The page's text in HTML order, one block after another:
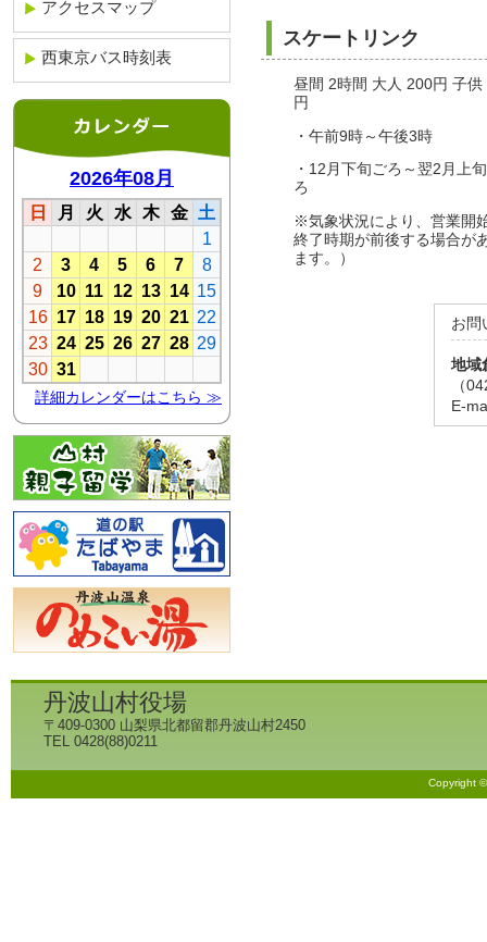
スケートリンク
昼間 2時間 大人 200円 子供
円
・午前9時～午後3時
・12月下旬ごろ～翌2月上
ろ
※気象状況により、営業開
終了時期が前後する場合が
ます。）
お問
地域
（
E-
アクセスマップ
西東京バス時刻表
丹波山村役場
〒409-0300 山梨県北都留郡丹波山村2450
TEL 0428(88)0211
Copyright